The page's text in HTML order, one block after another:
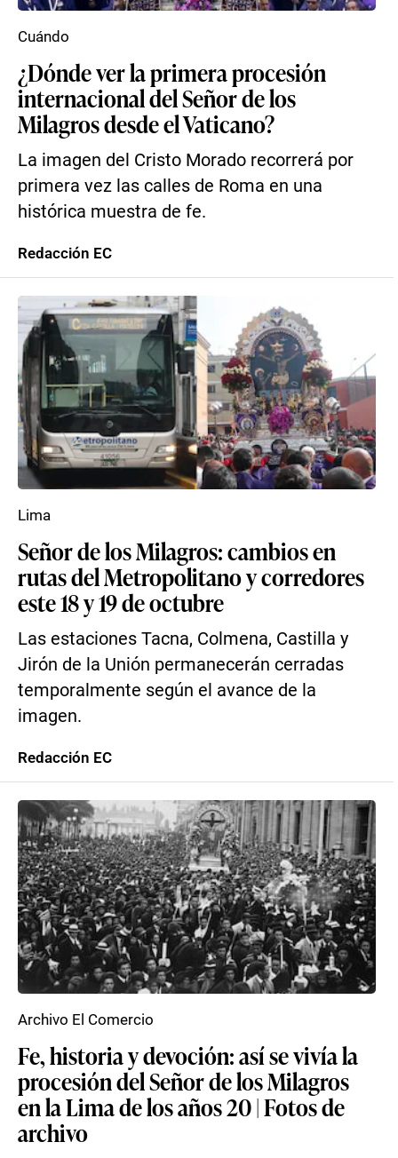
¿Dónde ver la primera procesión
internacional del Señor de los
Milagros desde el Vaticano?
La imagen del Cristo Morado recorrerá por
primera vez las calles de Roma en una
histórica muestra de fe.
Cuándo
Redacción EC
Señor de los Milagros: cambios en
rutas del Metropolitano y corredores
este 18 y 19 de octubre
Las estaciones Tacna, Colmena, Castilla y
Jirón de la Unión permanecerán cerradas
temporalmente según el avance de la
imagen.
Lima
Redacción EC
Fe, historia y devoción: así se vivía la
procesión del Señor de los Milagros
en la Lima de los años 20 | Fotos de
archivo
Archivo El Comercio